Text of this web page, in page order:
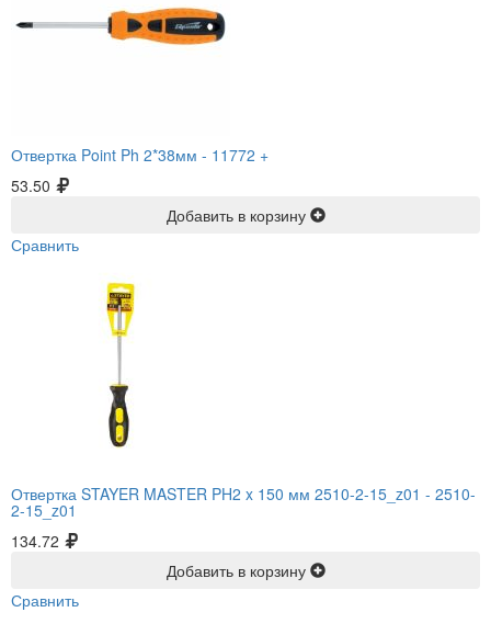
Отвертка Point Ph 2*38мм - 11772 +
53.50
Добавить в корзину
Сравнить
Отвертка STAYER MASTER PH2 x 150 мм 2510-2-15_z01 - 2510-
2-15_z01
134.72
Добавить в корзину
Сравнить